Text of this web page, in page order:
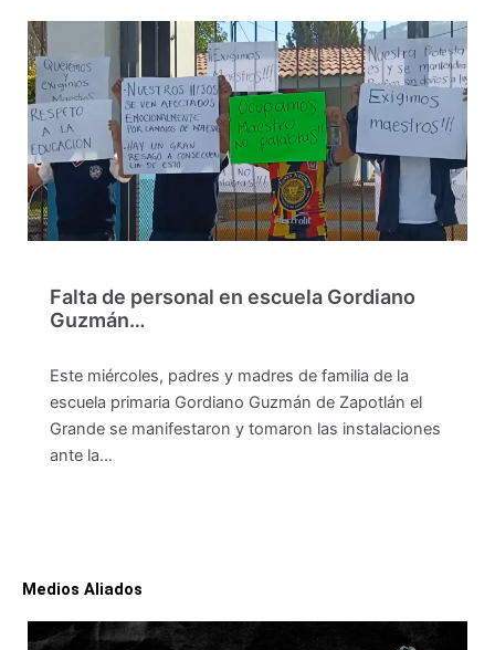
Falta de personal en escuela Gordiano
Guzmán…
Este miércoles, padres y madres de familia de la
escuela primaria Gordiano Guzmán de Zapotlán el
Grande se manifestaron y tomaron las instalaciones
ante la…
Medios Aliados